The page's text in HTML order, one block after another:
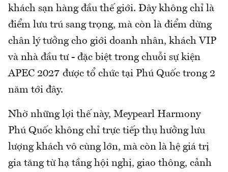
khách sạn hàng đầu thế giới. Đây không chỉ là
điểm lưu trú sang trọng, mà còn là điểm dừng
chân lý tưởng cho giới doanh nhân, khách VIP
và nhà đầu tư - đặc biệt trong chuỗi sự kiện
APEC 2027 được tổ chức tại Phú Quốc trong 2
năm tới đây.
Nhờ những lợi thế này, Meypearl Harmony
Phú Quốc không chỉ trực tiếp thụ hưởng lưu
lượng khách vô cùng lớn, mà còn là hệ giá trị
gia tăng từ hạ tầng hội nghị, giao thông, cảnh